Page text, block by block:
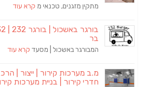
מתקין מזגנים, טכנאי מ קרא עוד
בר
המבורגר באשכול | מסעד קרא עוד
מ.ב מערכות קירור | ייצור |
חדרי קירור | בניית מערכות